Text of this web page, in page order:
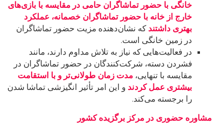
خانگی با حضور تماشاگران حامی در مقایسه با بازی‌های
خارج از خانه با حضور تماشاگران خصمانه، عملکرد
بهتری داشتند که نشان‌دهنده مزیت حضور تماشاگران
در زمین خانگی است.
در فعالیت‌هایی که نیاز به تلاش مداوم دارند، مانند
فشردن دسته، شرکت‌کنندگان در حضور تماشاگران در
مقایسه با تنهایی، مدت زمان طولانی‌تر و با استقامت
بیشتری عمل کردند و این امر تأثیر انگیزشی تماشا شدن
را برجسته می‌کند.
مشاوره حضوری در مرکز برگزیده کشور